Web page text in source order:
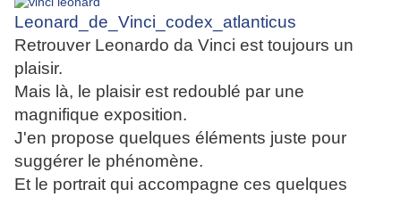
Leonard_de_Vinci_codex_atlanticus
Retrouver Leonardo da Vinci est toujours un
plaisir.
Mais là, le plaisir est redoublé par une
magnifique exposition.
J'en propose quelques éléments juste pour
suggérer le phénomène.
Et le portrait qui accompagne ces quelques